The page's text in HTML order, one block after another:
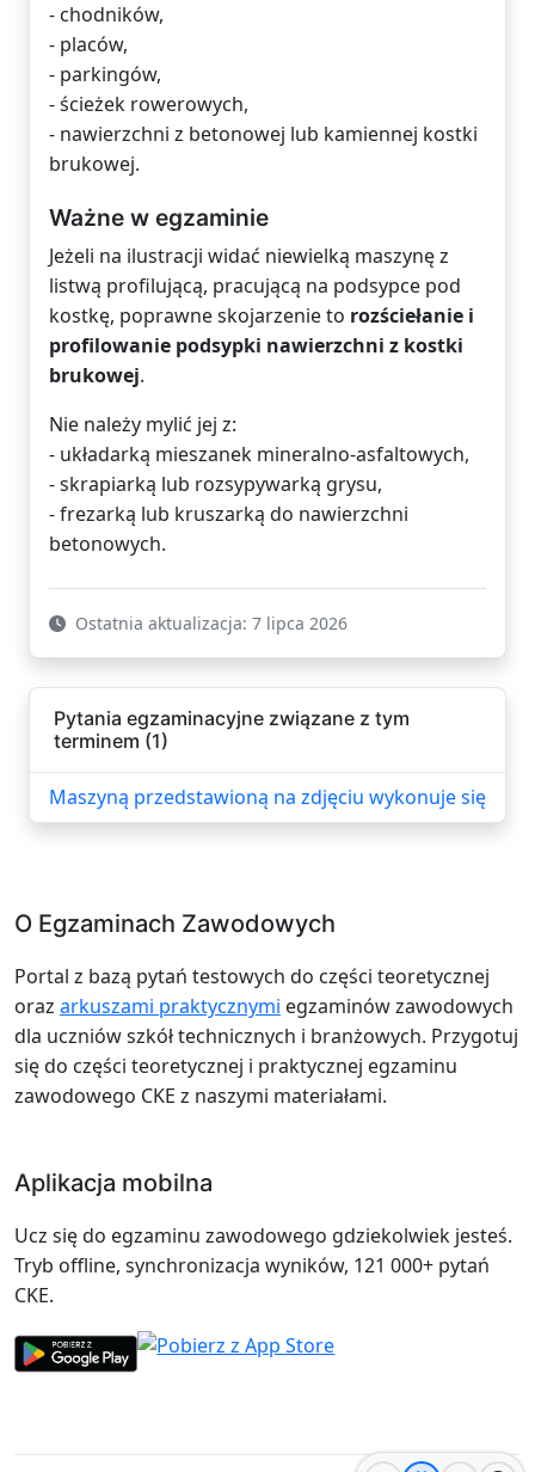
- chodników,
- placów,
- parkingów,
- ścieżek rowerowych,
- nawierzchni z betonowej lub kamiennej kostki
brukowej.
Ważne w egzaminie
Jeżeli na ilustracji widać niewielką maszynę z
listwą profilującą, pracującą na podsypce pod
kostkę, poprawne skojarzenie to rozściełanie i
profilowanie podsypki nawierzchni z kostki
brukowej.
Nie należy mylić jej z:
- układarką mieszanek mineralno-asfaltowych,
- skrapiarką lub rozsypywarką grysu,
- frezarką lub kruszarką do nawierzchni
betonowych.
Ostatnia aktualizacja: 7 lipca 2026
Pytania egzaminacyjne związane z tym
terminem (1)
Maszyną przedstawioną na zdjęciu wykonuje się
O Egzaminach Zawodowych
Portal z bazą pytań testowych do części teoretycznej
oraz arkuszami praktycznymi egzaminów zawodowych
dla uczniów szkół technicznych i branżowych. Przygotuj
się do części teoretycznej i praktycznej egzaminu
zawodowego CKE z naszymi materiałami.
Aplikacja mobilna
Ucz się do egzaminu zawodowego gdziekolwiek jesteś.
Tryb offline, synchronizacja wyników, 121 000+ pytań
CKE.